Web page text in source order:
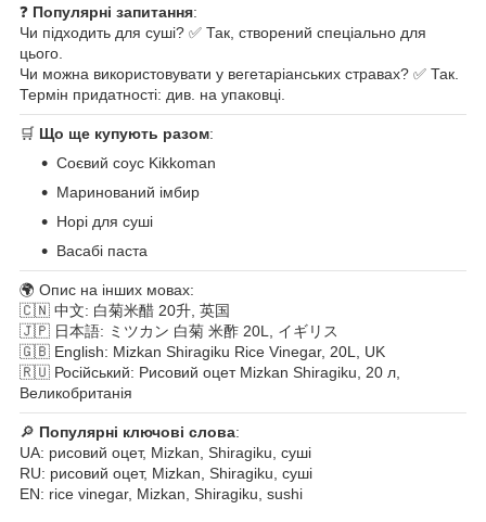
❓ Популярні запитання:
Чи підходить для суші? ✅ Так, створений спеціально для
цього.
Чи можна використовувати у вегетаріанських стравах? ✅ Так.
Термін придатності: див. на упаковці.
🛒 Що ще купують разом:
Соєвий соус Kikkoman
Маринований імбир
Норі для суші
Васабі паста
🌍 Опис на інших мовах:
🇨🇳 中文: 白菊米醋 20升, 英国
🇯🇵 日本語: ミツカン 白菊 米酢 20L, イギリス
🇬🇧 English: Mizkan Shiragiku Rice Vinegar, 20L, UK
🇷🇺 Російський: Рисовий оцет Mizkan Shiragiku, 20 л,
Великобританія
🔎 Популярні ключові слова:
UA: рисовий оцет, Mizkan, Shiragiku, суші
RU: рисовий оцет, Mizkan, Shiragiku, суші
EN: rice vinegar, Mizkan, Shiragiku, sushi